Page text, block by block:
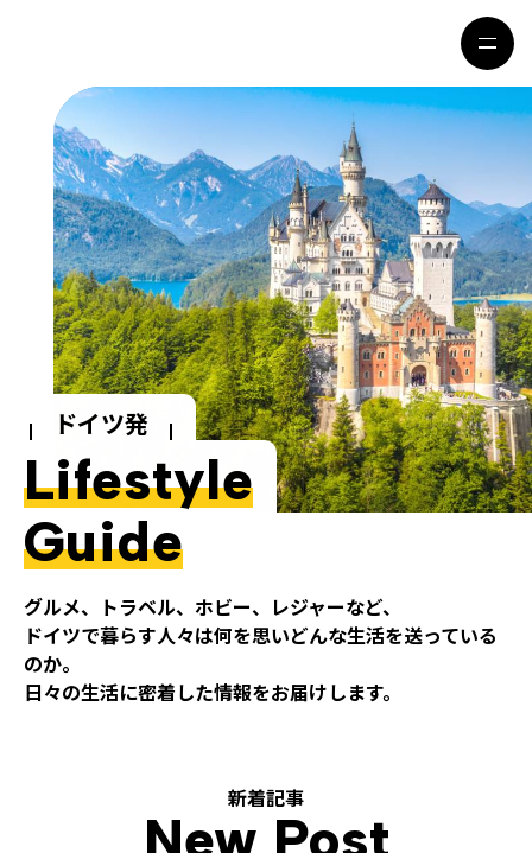
HOME
特集記事
地域別ガイド
グルメ
観光ガイド
留学＆キャリア
ライフスタイル
著者一覧
ライター募集
ドイツ発
Lifestyle
Guide
グルメ、トラベル、ホビー、レジャーなど、
ドイツで暮らす人々は何を思いどんな生活を送っている
のか。
日々の生活に密着した情報をお届けします。
新着記事
New Post